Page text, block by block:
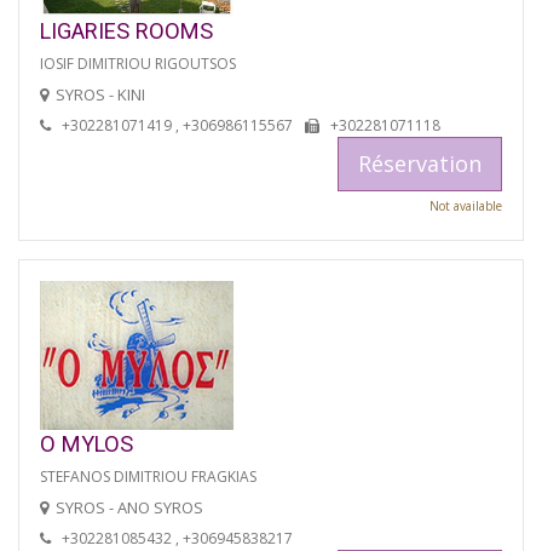
LIGARIES ROOMS
IOSIF DIMITRIOU RIGOUTSOS
SYROS - KINI
+302281071419 , +306986115567 +302281071118
Réservation
Not available
O MYLOS
STEFANOS DIMITRIOU FRAGKIAS
SYROS - ANO SYROS
+302281085432 , +306945838217